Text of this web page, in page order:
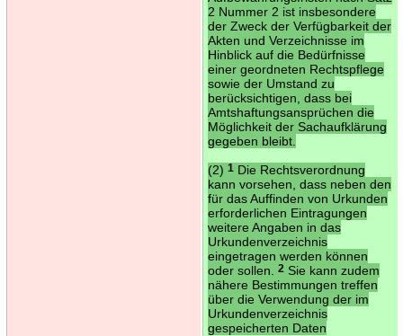
2 Nummer 2 ist insbesondere
der Zweck der Verfügbarkeit der
Akten und Verzeichnisse im
Hinblick auf die Bedürfnisse
einer geordneten Rechtspflege
sowie der Umstand zu
berücksichtigen, dass bei
Amtshaftungsansprüchen die
Möglichkeit der Sachaufklärung
gegeben bleibt.
(2) 1Die Rechtsverordnung
kann vorsehen, dass neben den
für das Auffinden von Urkunden
erforderlichen Eintragungen
weitere Angaben in das
Urkundenverzeichnis
eingetragen werden können
oder sollen.
2Sie kann zudem
nähere Bestimmungen treffen
über die Verwendung der im
Urkundenverzeichnis
gespeicherten Daten